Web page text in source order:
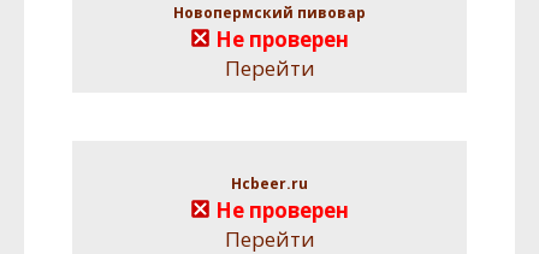
Новопермский пивовар
Не проверен
Перейти
Hcbeer.ru
Не проверен
Перейти